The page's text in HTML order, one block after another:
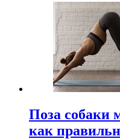
Поза собаки
как